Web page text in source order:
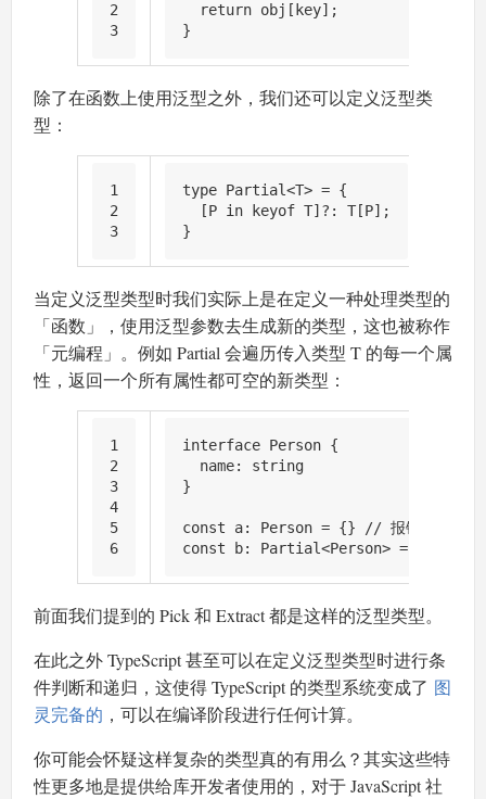
2
3
return obj[key];
}
除了在函数上使用泛型之外，我们还可以定义泛型类
型：
1
2
3
type Partial<T> = {
  [P
in keyof T]?: T[P];
}
当定义泛型类型时我们实际上是在定义一种处理类型的
「函数」，使用泛型参数去生成新的类型，这也被称作
「元编程」。例如 Partial 会遍历传入类型 T 的每一个属
性，返回一个所有属性都可空的新类型：
1
2
3
4
5
6
interface Person {
name: string
}
const a: Person = {}
// 报错
const
b: Partial<Person> = {}
前面我们提到的 Pick 和 Extract 都是这样的泛型类型。
在此之外 TypeScript 甚至可以在定义泛型类型时进行条
件判断和递归，这使得 TypeScript 的类型系统变成了 图
灵完备的 ，可以在编译阶段进行任何计算。
你可能会怀疑这样复杂的类型真的有用么？其实这些特
性更多地是提供给库开发者使用的，对于 JavaScript 社